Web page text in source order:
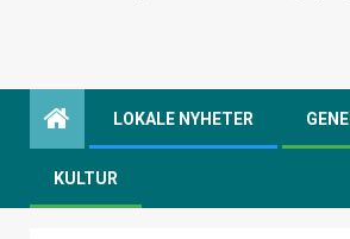
LOKALE NYHETER
KULTUR